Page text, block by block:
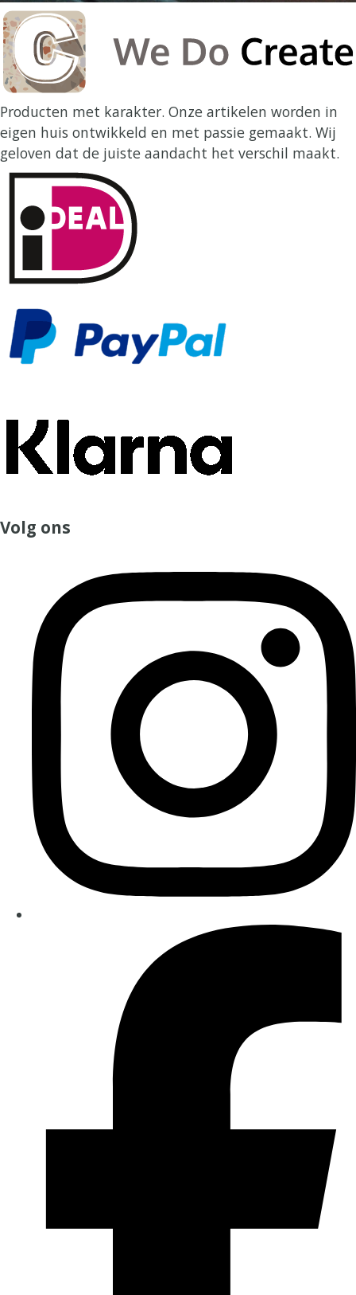
Producten met karakter. Onze artikelen worden in
eigen huis ontwikkeld en met passie gemaakt. Wij
geloven dat de juiste aandacht het verschil maakt.
Volg ons